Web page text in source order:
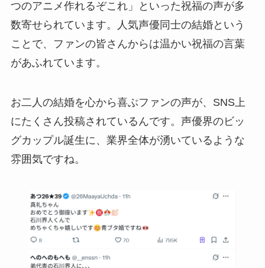
つのアニメ作れるぞこれ」といった祝福の声が多
数寄せられています。人気声優同士の結婚という
ことで、ファンの皆さんからは温かい祝福の言葉
があふれています。
お二人の結婚を心から喜ぶファンの声が、SNS上
にたくさん投稿されているんです。声優界のビッ
グカップル誕生に、業界全体が湧いているような
雰囲気ですね。